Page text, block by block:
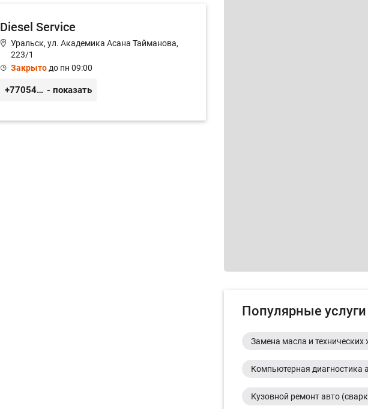
Diesel Service
Уральск, ул. Академика Асана Тайманова,
223/1
Закрытодо пн 09:00
+77054104109 - показать
Популярные услуги
Замена масла и технических
Компьютерная диагностика
Кузовной ремонт авто